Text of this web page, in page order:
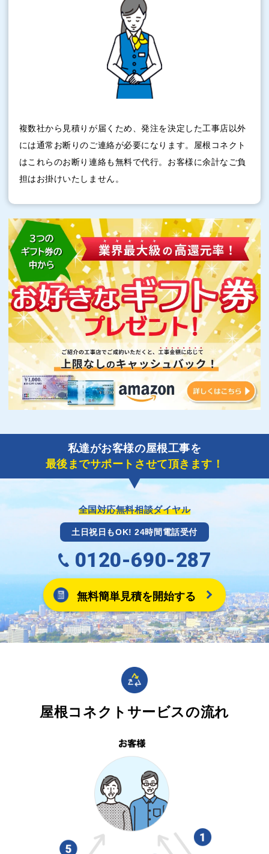
複数社から見積りが届くため、発注を決定した工事店以外
には通常お断りのご連絡が必要になります。屋根コネクト
はこれらのお断り連絡も無料で代行。お客様に余計なご負
担はお掛けいたしません。
私達がお客様の屋根工事を
最後までサポートさせて頂きます！
全国対応無料相談ダイヤル
土日祝日もOK! 24時間電話受付
0120-690-287
無料簡単見積を開始する
屋根コネクトサービスの流れ